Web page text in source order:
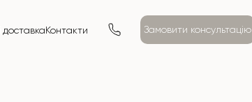
Контакти Замовити консультацію